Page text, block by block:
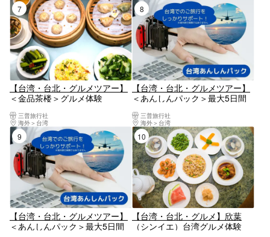
7位
【台湾・台北・グルメツアー】
＜金品茶楼＞グルメ体験
三普旅行社
海外
台湾
8位
【台湾・台北・グルメツアー】
＜あんしんパック＞最大5日間
線(往復乗車券)+台北メトロ48時
間フリーパス
三普旅行社
海外
台湾
9位
【台湾・台北・グルメツアー】
＜あんしんパック＞最大5日間
10位
【台湾・台北・グルメ】欣葉
（シンイエ）台湾グルメ体験